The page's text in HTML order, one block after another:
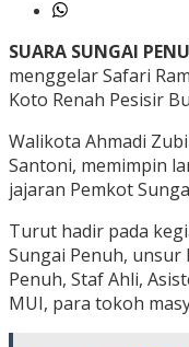
SUARA SUNGAI
menggelar Safari
Koto Renah Pesisir
Walikota Ahmadi
Santoni, memimpin
jajaran Pemkot
Turut hadir pada
Sungai Penuh, unsur
Penuh, Staf Ahli,
MUI, para tokoh